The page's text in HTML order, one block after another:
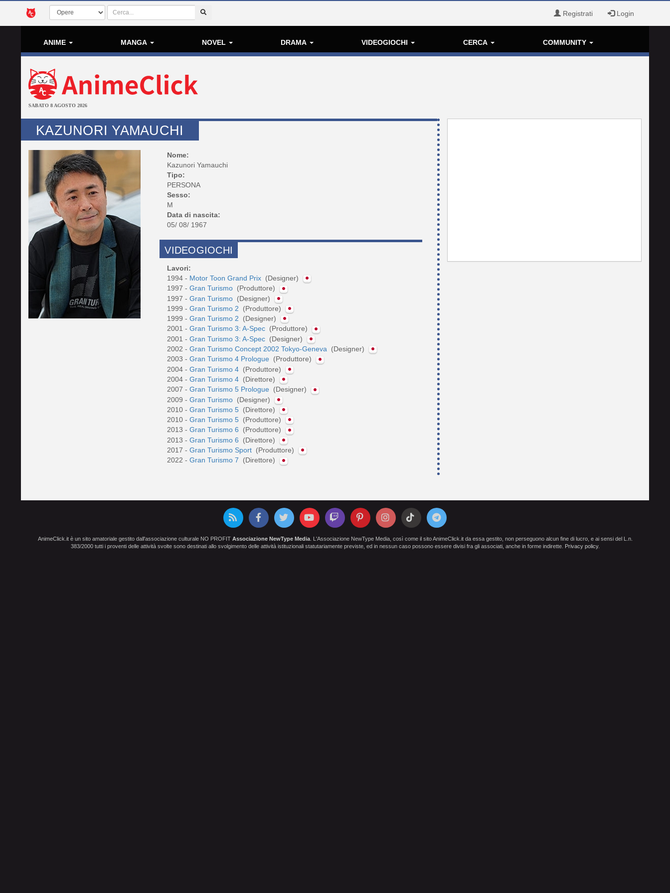
Registrati Login
ANIME MANGA NOVEL DRAMA VIDEOGIOCHI CERCA COMMUNITY
SABATO 8 AGOSTO 2026
KAZUNORI YAMAUCHI
Nome:
Kazunori Yamauchi
Tipo:
PERSONA
Sesso:
M
Data di nascita:
05/ 08/ 1967
VIDEOGIOCHI
Lavori:
1994 - Motor Toon Grand Prix (Designer)
1997 -Gran Turismo (Produttore)
1997 -Gran Turismo (Designer)
1999 -Gran Turismo 2
(Produttore)
1999 -Gran Turismo 2
(Designer)
2001 -Gran Turismo 3: A-Spec (Produttore)
2001 -Gran Turismo 3: A-Spec (Designer)
2002 -Gran Turismo Concept 2002 Tokyo-Geneva
(Designer)
2003 -Gran Turismo 4 Prologue (Produttore)
2004 -Gran Turismo 4 (Produttore)
2004 -Gran Turismo 4 (Direttore)
2007 -Gran Turismo 5 Prologue (Designer)
2009 -Gran Turismo (Designer)
2010 -Gran Turismo 5 (Direttore)
2010 -Gran Turismo 5 (Produttore)
2013 -Gran Turismo 6
(Produttore)
2013 -Gran Turismo 6
(Direttore)
2017 -Gran Turismo Sport (Produttore)
2022 -Gran Turismo 7 (Direttore)
AnimeClick.it è un sito amatoriale gestito dall'associazione culturale NO PROFIT Associazione NewType Media. L'Associazione NewType Media, così come il sito AnimeClick.it da essa gestito, non perseguono alcun fine di lucro, e ai sensi del L.n.
383/2000 tutti i proventi delle attività svolte sono destinati allo svolgimento delle attività istituzionali statutariamente previste, ed in nessun caso possono essere divisi fra gli associati, anche in forme indirette. Privacy policy.